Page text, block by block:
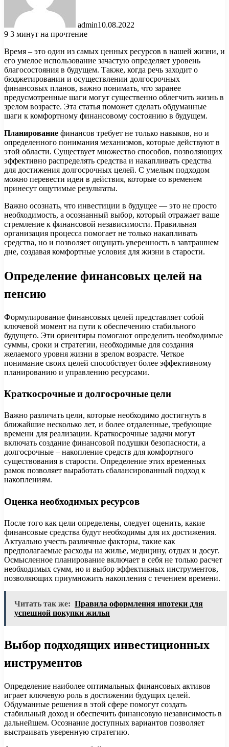
admin10.08.2022
9 3 минут на прочтение
Время – это один из самых ценных ресурсов в нашей жизни, и
его умелое использование зачастую определяет уровень
благосостояния в будущем. Также, когда речь заходит о
бюджетировании и осуществлении долгосрочных
финансовых планов, важно понимать, что заранее
предусмотренные шаги могут существенно облегчить жизнь в
зрелом возрасте. Эта статья поможет сделать обдуманные
шаги к комфортному финансовому состоянию в будущем.
Планирование финансов требует не только навыков, но и
определенного понимания механизмов, которые действуют в
этой области. Существует множество способов, позволяющих
эффективно распределять средства и накапливать средства
для достижения долгосрочных целей. С умелым подходом
можно перевести идеи в действия, которые со временем
принесут ощутимые результаты.
Важно осознать, что инвестиции в будущее — это не просто
необходимость, а осознанный выбор, который отражает ваше
стремление к финансовой независимости. Правильная
организация процесса помогает не только накапливать
средства, но и позволяет ощущать уверенность в завтрашнем
дне, создавая комфортные условия для жизни в старости.
Определение финансовых целей на
пенсию
Формулирование финансовых целей представляет собой
ключевой момент на пути к обеспечению стабильного
будущего. Эти ориентиры помогают определить необходимые
суммы, сроки и стратегии, необходимые для создания
желаемого уровня жизни в зрелом возрасте. Четкое
понимание своих целей способствует более эффективному
планированию и управлению ресурсами.
Краткосрочные и долгосрочные цели
Важно различать цели, которые необходимо достигнуть в
ближайшие несколько лет, и более отдаленные, требующие
времени для реализации. Краткосрочные задачи могут
включать создание финансовой подушки безопасности, а
долгосрочные – накопление средств для комфортного
существования в старости. Определение этих временных
рамок позволяет выработать сбалансированный подход к
накоплениям.
Оценка необходимых ресурсов
После того как цели определены, следует оценить, какие
финансовые средства будут необходимы для их достижения.
Актуально учесть различные факторы, такие как
предполагаемые расходы на жилье, медицину, отдых и досуг.
Осмысленное планирование включает в себя не только расчет
необходимых сумм, но и выбор эффективных инструментов,
позволяющих приумножить накопления с течением времени.
Читать так же: Правила оформления ипотеки для
успешной покупки жилья
Выбор подходящих инвестиционных
инструментов
Определение наиболее оптимальных финансовых активов
играет ключевую роль в достижении будущих целей.
Обдуманные решения в этой сфере помогут создать
стабильный доход и обеспечить финансовую независимость в
дальнейшем. Осознание доступных вариантов позволяет
выстраивать уверенную стратегию.